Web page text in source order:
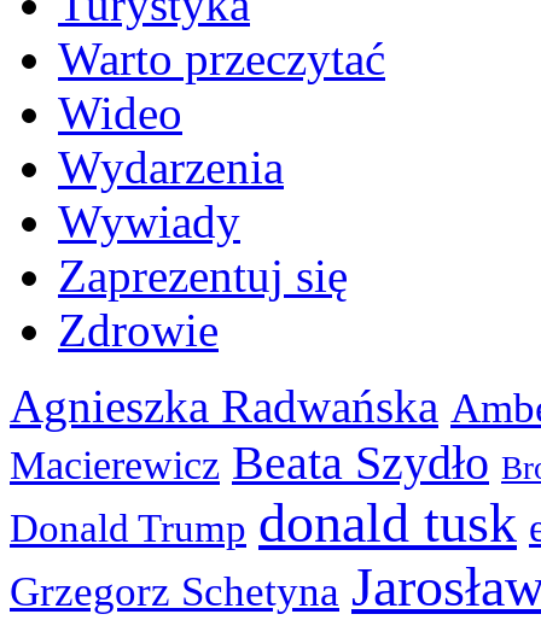
Warto przeczytać
Wideo
Wydarzenia
Wywiady
Zaprezentuj się
Zdrowie
Agnieszka Radwańska
Macierewicz Beata Szydło
Donald Trump donald tusk
Grzegorz Schetyna